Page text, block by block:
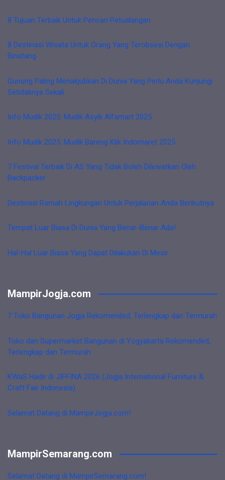
8 Tujuan Terbaik Untuk Pencari Petualangan
8 Destinasi Wisata Untuk Orang Yang Terobsesi Dengan
Binatang
Gunung Paling Menakjubkan Di Dunia Yang Perlu Anda Kunjungi
Setidaknya Sekali
Info Mudik 2025: Mudik Asyik Alfamart 2025
Info Mudik 2025: Mudik Bareng Klik Indomaret 2025
7 Festival Terbaik Di AS Yang Tidak Boleh Dilewatkan Oleh
Backpacker
Destinasi Ramah Lingkungan Untuk Perjalanan Anda Berikutnya
Tempat Luar Biasa Di Dunia Yang Benar-Benar Ada!
Hal-Hal Luar Biasa Yang Dapat Dilakukan Di Mesir
MampirJogja.com
7 Toko Bangunan Jogja Rekomended, Terlengkap dan Termurah
Toko dan Supermarket Bangunan di Yogyakarta Rekomended,
Terlengkap dan Termurah
KWaS Hadir di JIFFINA 2026 (Jogja International Furniture &
Craft Fair Indonesia)
Selamat Datang di MampirJogja.com!
MampirSemarang.com
Selamat Datang di MampirSemarang.com!